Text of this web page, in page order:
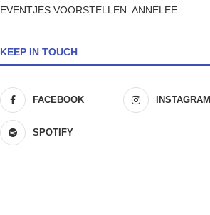
EVENTJES VOORSTELLEN: ANNELEE
KEEP IN TOUCH
FACEBOOK INSTAGRAM
SPOTIFY